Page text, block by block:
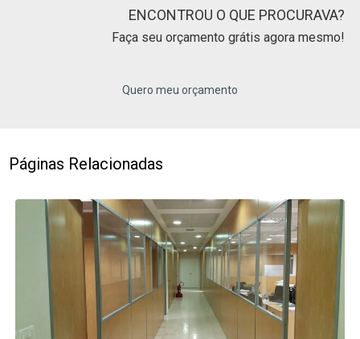
ENCONTROU O QUE PROCURAVA?
Faça seu orçamento grátis agora mesmo!
Quero meu orçamento
Páginas Relacionadas